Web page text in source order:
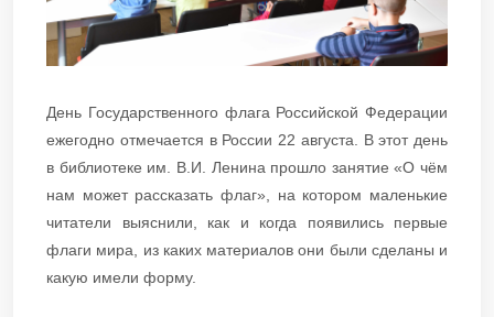
День Государственного флага Российской Федерации
ежегодно отмечается в России 22 августа. В этот день
в библиотеке им. В.И. Ленина прошло занятие «О чём
нам может рассказать флаг», на котором маленькие
читатели выяснили, как и когда появились первые
флаги мира, из каких материалов они были сделаны и
какую имели форму.